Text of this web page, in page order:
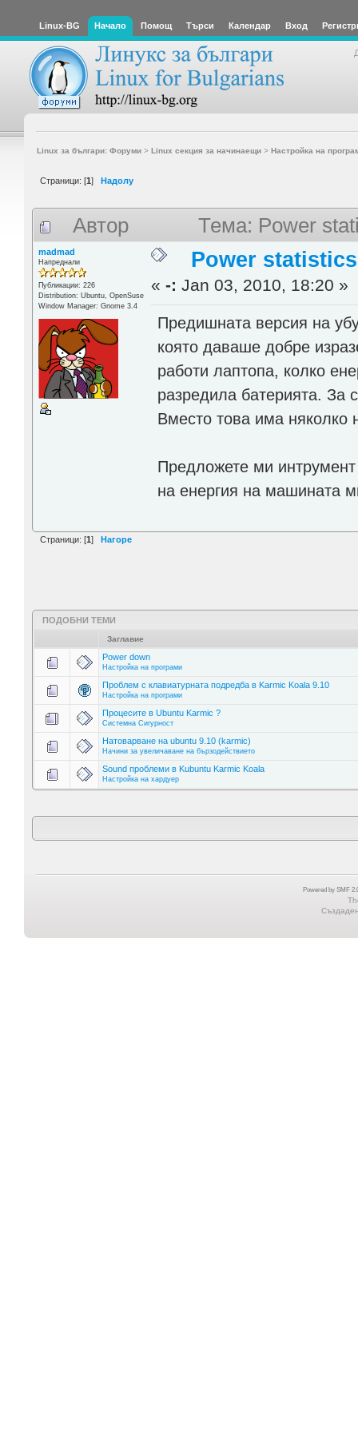
Linux-BG Начало Помощ Търси Календар Вход
Linux за българи: Форуми> Linux секция за начинаещи> Настройка на
Страници: [1] Надолу
Автор Тема: Power
madmad
Напреднали
Публикации: 226
Distribution: Ubuntu, OpenSuse
Window Manager: Gnome 3.4
Power
«-: Jan 03, 2010, 18:20 »
Предишната версия на
която даваше добре
работи лаптопа, колко
разредила батерията. За
Вместо това има няколко
Предложете ми
на енергия на машината
Страници: [1] Нагоре
ПОДОБНИ ТЕМИ
Заглавие
Power down
Настройка на програми
Проблем с клавиатурната подредба в Karmic Koala 9.10
Настройка на програми
Процесите в Ubuntu Karmic ?
Системна Сигурност
Натоварване на ubuntu 9.10 (karmic)
Начини за увеличаване на бързодействието
Sound проблеми в Kubuntu Karmic Koala
Настройка на хардуер
Powered by SMF